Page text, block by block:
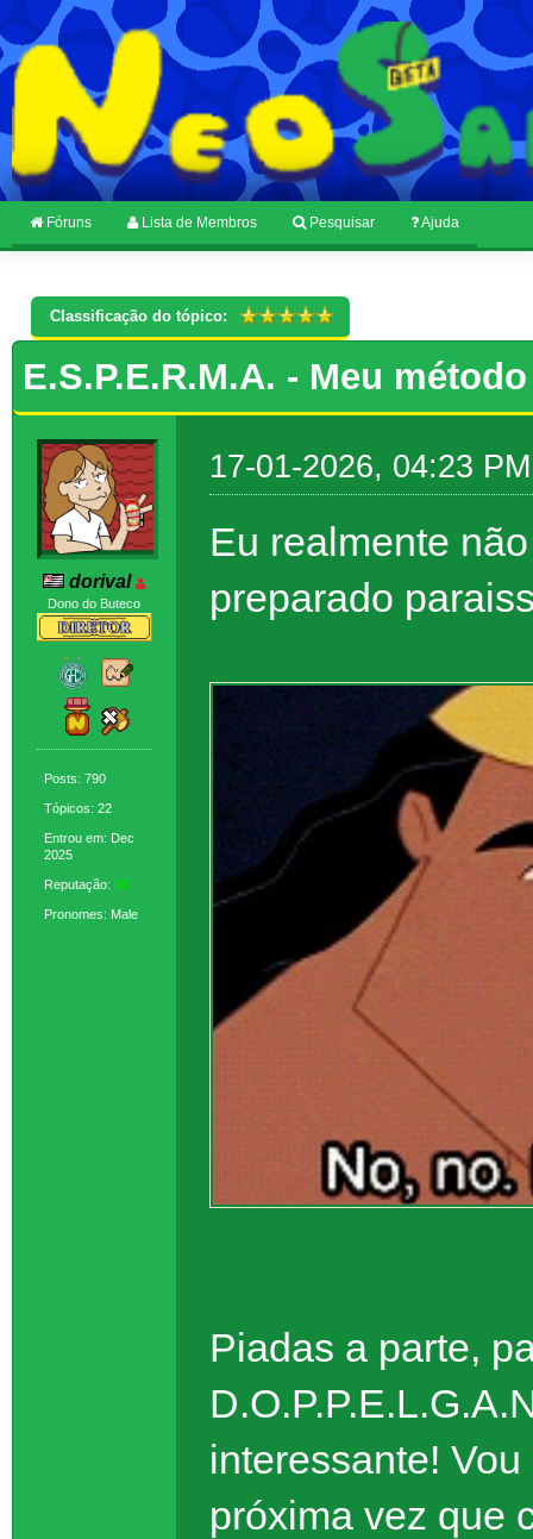
Fóruns Lista de Membros Pesquisar Ajuda
Classificação do tópico:
E.S.P.E.R.M.A. - Meu
dorival
Dono do Buteco
Posts: 790
Tópicos: 22
Entrou em: Dec
2025
Reputação: 38
Pronomes: Male
17-01-2026, 04:23 PM
Eu realmente
preparado
Piadas a parte,
interessante!
próxima vez que